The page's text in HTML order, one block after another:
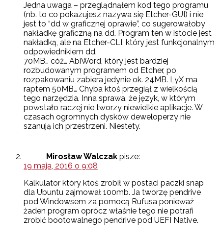
Jedna uwaga – przeglądnąłem kod tego programu
(nb. to co pokazujesz nazywa się Etcher-GUI) i nie
jest to “dd w graficznej oprawie”, co sugerowałoby
nakładkę graficzną na dd. Program ten w istocie jest
nakładką, ale na Etcher-CLI, który jest funkcjonalnym
odpowiednikiem dd.
70MB… cóż… AbiWord, który jest bardziej
rozbudowanym programem od Etcher, po
rozpakowaniu zabiera jedynie ok. 24MB. LyX ma
raptem 50MB… Chyba ktoś przegiął z wielkością
tego narzędzia. Inna sprawa, że język, w którym
powstało raczej nie tworzy niewielkie aplikacje. W
czasach ogromnych dysków deweloperzy nie
szanują ich przestrzeni. Niestety.
Mirosław Walczak pisze:
19 maja, 2016 o 9:08
Kalkulator który ktoś zrobił w postaci paczki snap
dla Ubuntu zajmował 100mb. Ja tworzę pendrive
pod Windowsem za pomocą Rufusa ponieważ
żaden program oprócz właśnie tego nie potrafi
zrobić bootowalnego pendrive pod UEFI Native.